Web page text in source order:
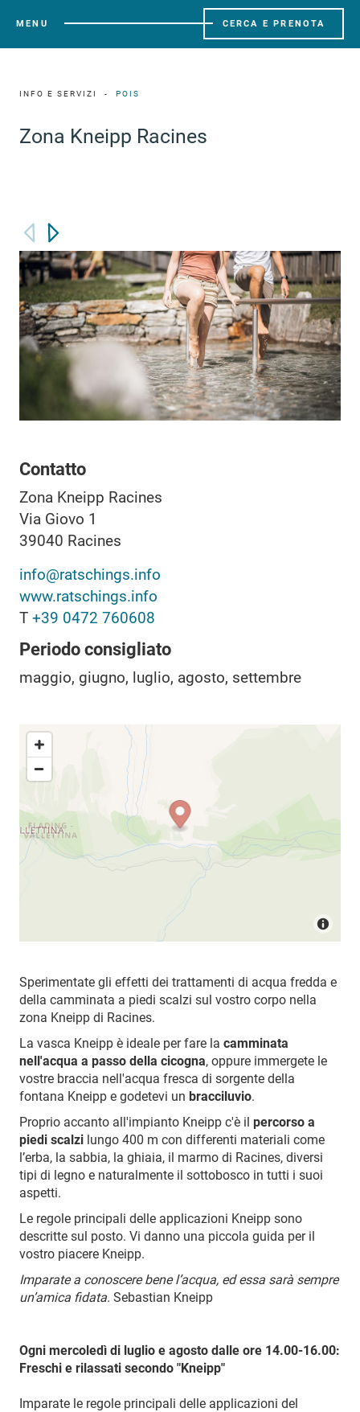
MENU CERCA E PRENOTA
INFO E SERVIZI POIS
Zona Kneipp Racines
Contatto
Zona Kneipp Racines
Via Giovo 1
39040 Racines
info@ratschings.info
www.ratschings.info
T +39 0472 760608
Periodo consigliato
maggio, giugno, luglio, agosto, settembre
Sperimentate gli effetti dei trattamenti di acqua fredda e
della camminata a piedi scalzi sul vostro corpo nella
zona Kneipp di Racines.
La vasca Kneipp è ideale per fare la camminata
nell'acqua a passo della cicogna, oppure immergete le
vostre braccia nell'acqua fresca di sorgente della
fontana Kneipp e godetevi un bracciluvio.
Proprio accanto all'impianto Kneipp c'è il percorso a
piedi scalzi lungo 400 m con differenti materiali come
l’erba, la sabbia, la ghiaia, il marmo di Racines, diversi
tipi di legno e naturalmente il sottobosco in tutti i suoi
aspetti.
Le regole principali delle applicazioni Kneipp sono
descritte sul posto. Vi danno una piccola guida per il
vostro piacere Kneipp.
Imparate a conoscere bene l’acqua, ed essa sarà sempre
un’amica fidata. Sebastian Kneipp
Ogni mercoledì di luglio e agosto dalle ore 14.00-16.00:
Freschi e rilassati secondo "Kneipp"
Imparate le regole principali delle applicazioni del